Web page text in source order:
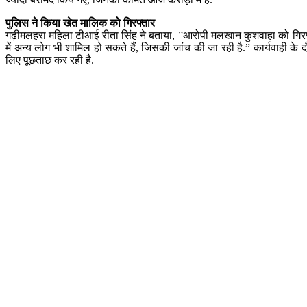
पुलिस ने किया खेत मालिक को गिरफ्तार
गढ़ीमलहरा महिला टीआई रीता सिंह ने बताया, ”आरोपी मलखान कुशवाहा को
में अन्य लोग भी शामिल हो सकते हैं, जिसकी जांच की जा रही है.”
लिए पूछताछ कर रही है.